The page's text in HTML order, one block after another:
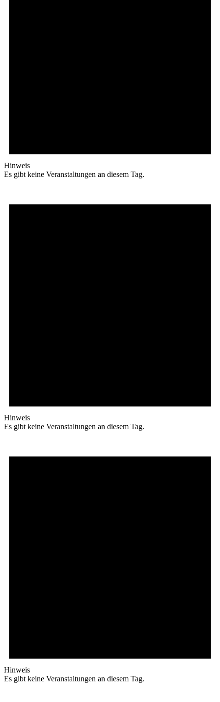
Hinweis
Es gibt keine Veranstaltungen an diesem Tag.
Hinweis
Es gibt keine Veranstaltungen an diesem Tag.
Hinweis
Es gibt keine Veranstaltungen an diesem Tag.